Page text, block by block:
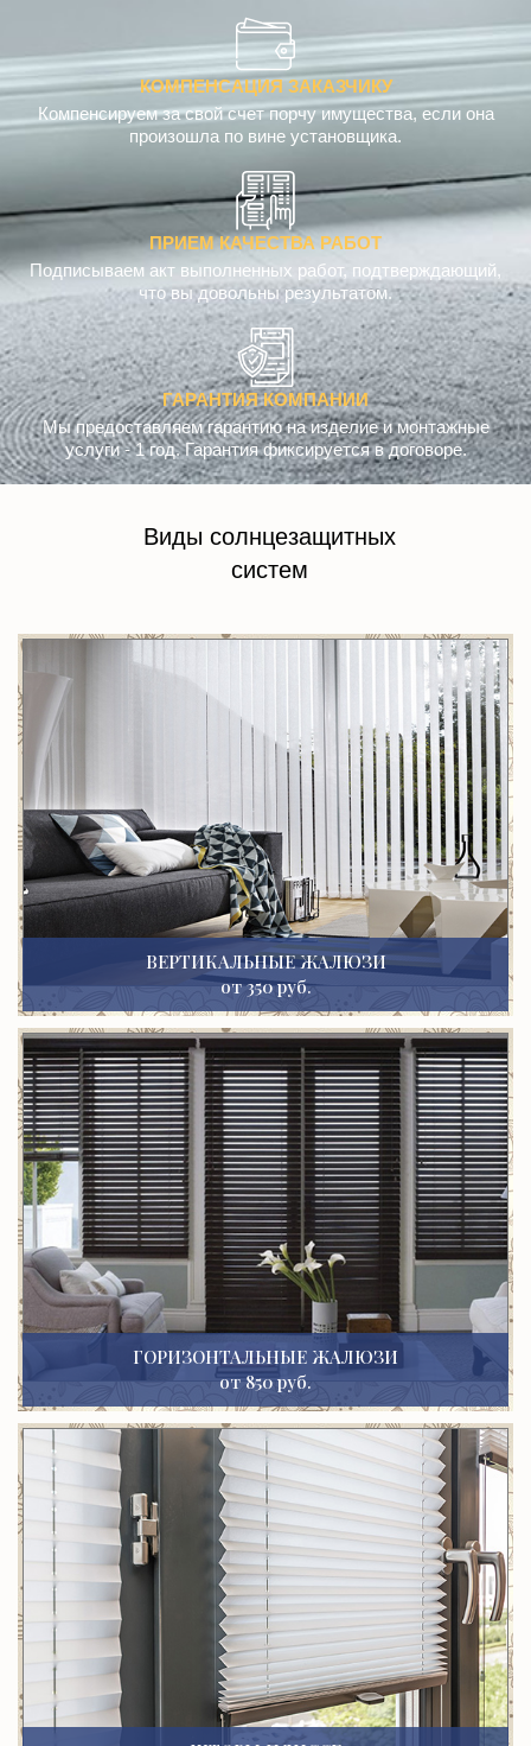
КОМПЕНСАЦИЯ ЗАКАЗЧИКУ
Компенсируем за свой счет порчу имущества, если она
произошла по вине установщика.
ПРИЕМ КАЧЕСТВА РАБОТ
Подписываем акт выполненных работ, подтверждающий,
что вы довольны результатом.
ГАРАНТИЯ КОМПАНИИ
Мы предоставляем гарантию на изделие и монтажные
услуги - 1 год. Гарантия фиксируется в договоре.
Виды солнцезащитных
систем
ВЕРТИКАЛЬНЫЕ ЖАЛЮЗИ
от 350 руб.
ГОРИЗОНТАЛЬНЫЕ ЖАЛЮЗИ
от 850 руб.